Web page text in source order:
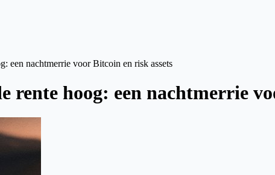
een nachtmerrie voor Bitcoin en risk assets
rente hoog: een nachtmerrie